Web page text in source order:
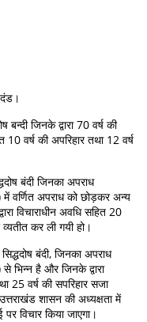
जिनके द्वारा 70 वर्ष की
वर्ष की अपरिहार तथा 12 वर्ष
बंदी जिनका अपराध
वर्णित अपराध को छोड़कर अन्य
विचाराधीन अवधि सहित 20
व्यतीत कर ली गयी हो।
बंदी, जिनका अपराध
भिन्न है और जिनके द्वारा
25 वर्ष की सपरिहार सजा
शासन की अध्यक्षता में
पर विचार किया जाएगा।